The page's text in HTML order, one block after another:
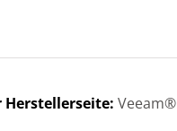
Herstellerseite: Veeam®